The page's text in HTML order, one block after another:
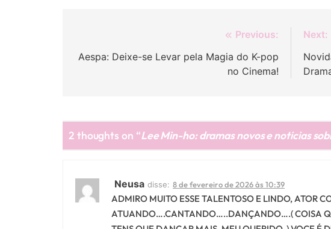
de
Previous:
Aespa: Deixe-se Levar pela Magia do K-pop
no Cinema!
Next:
2 thoughts on “Lee Min-ho: dramas novos e noticias
Neusa disse: 8 de fevereiro de 2026 às 10:39
ADMIRO MUITO ESSE TALENTOSO E LINDO, ATOR
ATUANDO….CANTANDO…..DANÇANDO….( COISA